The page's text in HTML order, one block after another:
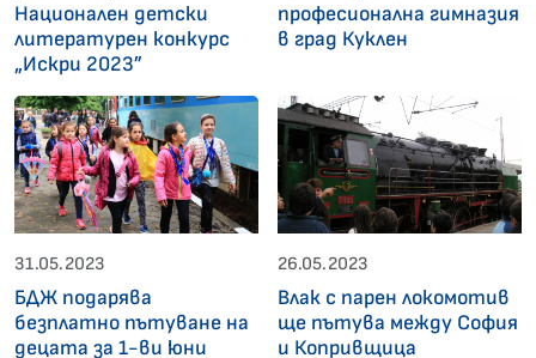
Национален детски
литературен конкурс
„Искри 2023”
професионална гимназия
в град Куклен
31.05.2023
БДЖ подарява
безплатно пътуване на
децата за 1-ви юни
26.05.2023
Влак с парен локомотив
ще пътува между София
и Копривщица